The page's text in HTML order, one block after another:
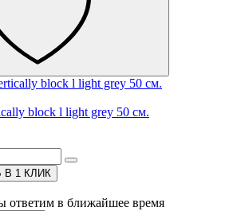
block l light grey 50 см.
В 1 КЛИК
ответим в ближайшее время